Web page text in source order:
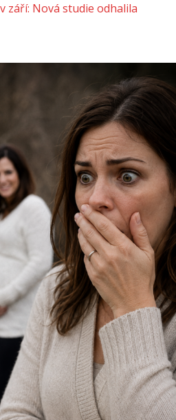
září: Nová studie odhalila